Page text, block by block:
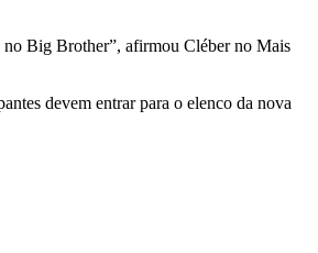
no Big Brother”, afirmou Cléber no Mais
devem entrar para o elenco da nova